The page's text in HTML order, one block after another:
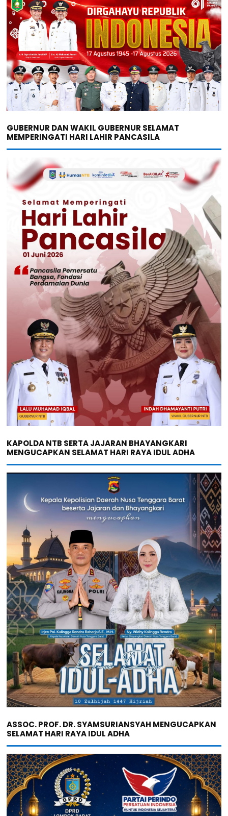
GUBERNUR DAN WAKIL GUBERNUR SELAMAT
MEMPERINGATI HARI LAHIR PANCASILA
KAPOLDA NTB SERTA JAJARAN BHAYANGKARI
MENGUCAPKAN SELAMAT HARI RAYA IDUL ADHA
ASSOC. PROF. DR. SYAMSURIANSYAH MENGUCAPKAN
SELAMAT HARI RAYA IDUL ADHA